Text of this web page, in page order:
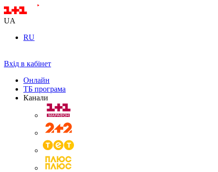
UA
RU
Вхід в кабінет
Онлайн
ТБ програма
Канали